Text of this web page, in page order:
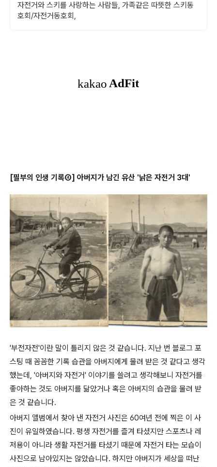
자전거와 스키를 사랑하는 사람들, 가족같은 따뜻한 스키동
호회/자전거동호회,
[필부의 인생 기록④] 아버지가 남긴 유산 '낡은 자전거 3대'
'부전자전'이란 말이 틀리지 않은 것 같습니다. 지난 번 블로그 포
스팅 때 꼼꼼한 기록 습관을 아버지에게 물려 받은 것 같다고 생각
했는데, '아버지와 자전거' 이야기를 쓸려고 생각해보니 자전거를
좋아하는 것도 아버지를 닮았거나 혹은 아버지의 습관을 물려 받
은 것 같습니다.
아버지 앨범에서 찾아 낸 자전거 사진은 60여년 전에 찍은 이 사
진이 유일하였습니다. 평생 자전거를 즐겨 타셨지만 스포츠나 레
저용이 아니라 생활 자전거를 타셨기 때문에 자전거 타는 모습이
사진으로 남아있지는 않았습니다. 하지만 아버지가 세상을 떠난